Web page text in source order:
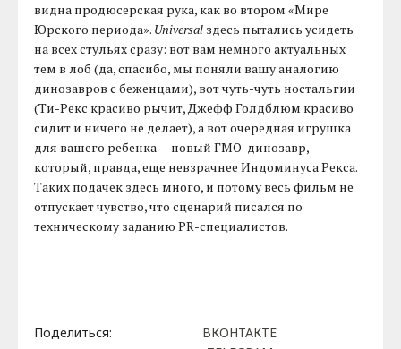
видна продюсерская рука, как во втором «Мире
Юрского периода». Universal здесь пытались усидеть
на всех стульях сразу: вот вам немного актуальных
тем в лоб (да, спасибо, мы поняли вашу аналогию
динозавров с беженцами), вот чуть-чуть ностальгии
(Ти-Рекс красиво рычит, Джефф Голдблюм красиво
сидит и ничего не делает), а вот очередная игрушка
для вашего ребенка — новый ГМО-динозавр,
который, правда, еще невзрачнее Индоминуса Рекса.
Таких подачек здесь много, и потому весь фильм не
отпускает чувство, что сценарий писался по
техническому заданию PR-специалистов.
Поделиться:
ВКОНТАКТЕ